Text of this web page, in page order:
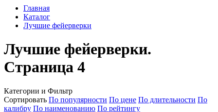
Главная
Каталог
Лучшие фейерверки
Лучшие фейерверки.
Страница 4
Категории и Фильтр
Сортировать По популярности По цене По длительности По
калибру По наименованию По рейтингу